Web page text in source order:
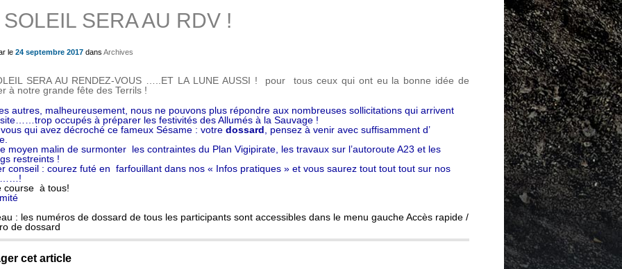
?>
SOLEIL SERA AU RDV !
le 24 septembre 2017 dans Archives
SERA AU RENDEZ-VOUS …..ET LA LUNE AUSSI ! pour tous ceux qui ont eu la bonne idée de
à notre grande fête des Terrils !
autres, malheureusement, nous ne pouvons plus répondre aux nombreuses sollicitations qui arrivent
occupés à préparer les festivités des Allumés à la Sauvage !
qui avez décroché ce fameux Sésame : votre dossard , pensez à venir avec suffisamment d’
moyen malin de surmonter les contraintes du Plan Vigipirate, les travaux sur l’autoroute A23 et les
restreints !
conseil : courez futé en farfouillant dans nos « Infos pratiques » et vous saurez tout tout tout sur nos
course à tous!
: les numéros de dossard de tous les participants sont accessibles dans le menu gauche Accès rapide /
de dossard
cet article